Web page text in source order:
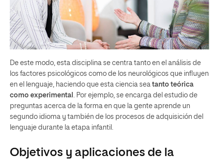
De este modo, esta disciplina se centra tanto en el análisis de
los factores psicológicos como de los neurológicos que influyen
en el lenguaje, haciendo que esta ciencia sea tanto teórica
como experimental
. Por ejemplo, se encarga del estudio de
preguntas acerca de la forma en que la gente aprende un
segundo idioma y también de los procesos de adquisición del
lenguaje durante la etapa infantil.
Objetivos y aplicaciones de la